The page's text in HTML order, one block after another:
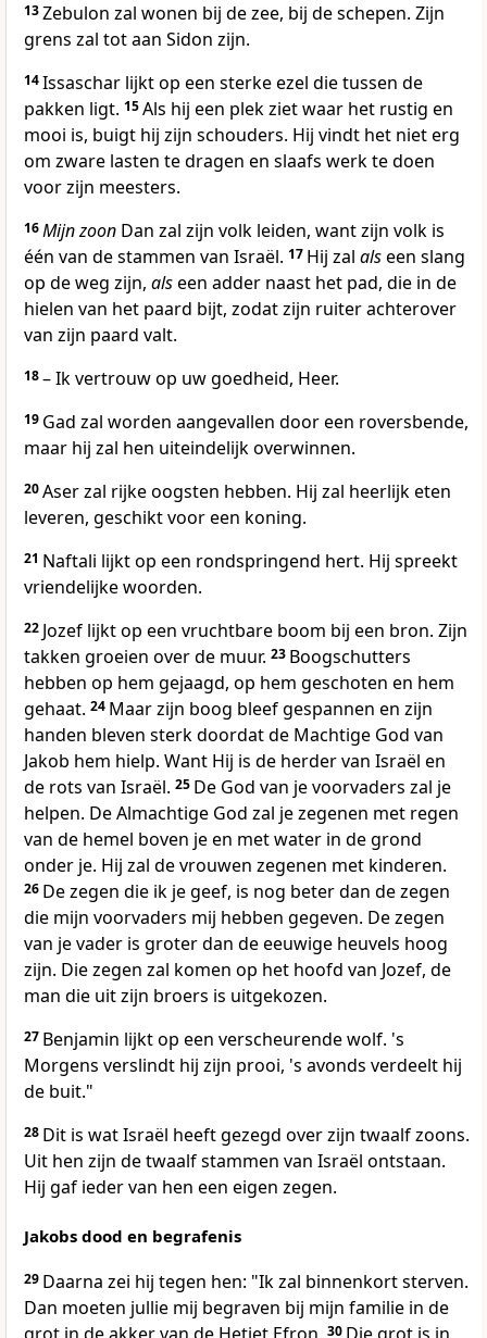
13Zebulon zal wonen bij de zee, bij de schepen. Zijn
grens zal tot aan Sidon zijn.
14Issaschar lijkt op een sterke ezel die tussen de
pakken ligt. 15Als hij een plek ziet waar het rustig en
mooi is, buigt hij zijn schouders. Hij vindt het niet erg
om zware lasten te dragen en slaafs werk te doen
voor zijn meesters.
16Mijn zoon Dan zal zijn volk leiden, want zijn volk is
één van de stammen van Israël. 17 Hij zal alseen slang
op de weg zijn, alseen adder naast het pad, die in de
hielen van het paard bijt, zodat zijn ruiter achterover
van zijn paard valt.
18– Ik vertrouw op uw goedheid, Heer.
19 Gad zal worden aangevallen door een roversbende,
maar hij zal hen uiteindelijk overwinnen.
20Aser zal rijke oogsten hebben. Hij zal heerlijk eten
leveren, geschikt voor een koning.
21 Naftali lijkt op een rondspringend hert. Hij spreekt
vriendelijke woorden.
22 Jozef lijkt op een vruchtbare boom bij een bron. Zijn
takken groeien over de muur. 23 Boogschutters
hebben op hem gejaagd, op hem geschoten en hem
gehaat. 24 Maar zijn boog bleef gespannen en zijn
handen bleven sterk doordat de Machtige God van
Jakob hem hielp. Want Hij is de herder van Israël en
de rots van Israël. 25 De God van je voorvaders zal je
helpen. De Almachtige God zal je zegenen met regen
van de hemel boven je en met water in de grond
onder je. Hij zal de vrouwen zegenen met kinderen.
26 De zegen die ik je geef, is nog beter dan de zegen
die mijn voorvaders mij hebben gegeven. De zegen
van je vader is groter dan de eeuwige heuvels hoog
zijn. Die zegen zal komen op het hoofd van Jozef, de
man die uit zijn broers is uitgekozen.
27 Benjamin lijkt op een verscheurende wolf. 's
Morgens verslindt hij zijn prooi, 's avonds verdeelt hij
de buit."
28 Dit is wat Israël heeft gezegd over zijn twaalf zoons.
Uit hen zijn de twaalf stammen van Israël ontstaan.
Hij gaf ieder van hen een eigen zegen.
Jakobs dood en begrafenis
29 Daarna zei hij tegen hen: "Ik zal binnenkort sterven.
Dan moeten jullie mij begraven bij mijn familie in de
30